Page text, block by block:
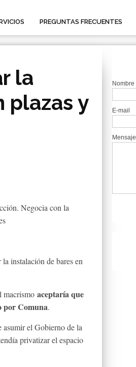
PREGUNTAS FRECUENTES
la
plazas y
Negocia con la
instalación de bares en
macrismo aceptaría que
por Comuna.
el Gobierno de la
privatizar el espacio
Nombre
E-mail
Mensaje